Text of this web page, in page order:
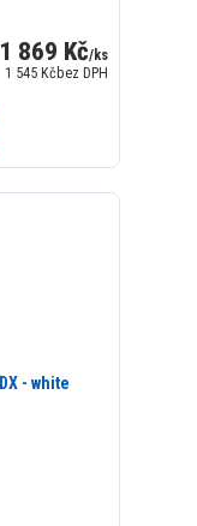
1 869 Kč/ks
1 545 Kčbez DPH